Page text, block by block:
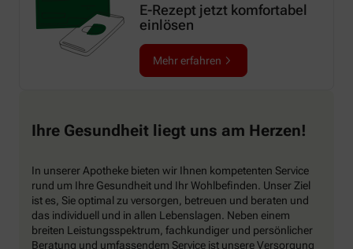
E-Rezept jetzt komfortabel
einlösen
Mehr erfahren
Ihre Gesundheit liegt uns am Herzen!
In unserer Apotheke bieten wir Ihnen kompetenten Service
rund um Ihre Gesundheit und Ihr Wohlbefinden. Unser Ziel
ist es, Sie optimal zu versorgen, betreuen und beraten und
das individuell und in allen Lebenslagen. Neben einem
breiten Leistungsspektrum, fachkundiger und persönlicher
Beratung und umfassendem Service ist unsere Versorgung